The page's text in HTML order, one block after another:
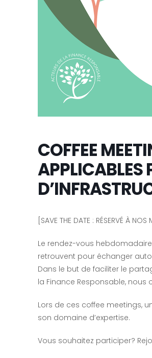
COFFEE
APPLICABLES
[SAVE THE DATE : RÉSERVÉ À NOS
Le rendez-vous
retrouvent pour échanger
Dans le but de faciliter le
la Finance Responsable,
Lors de ces coffee meetings,
son domaine d’expertise.
Vous souhaitez participer?